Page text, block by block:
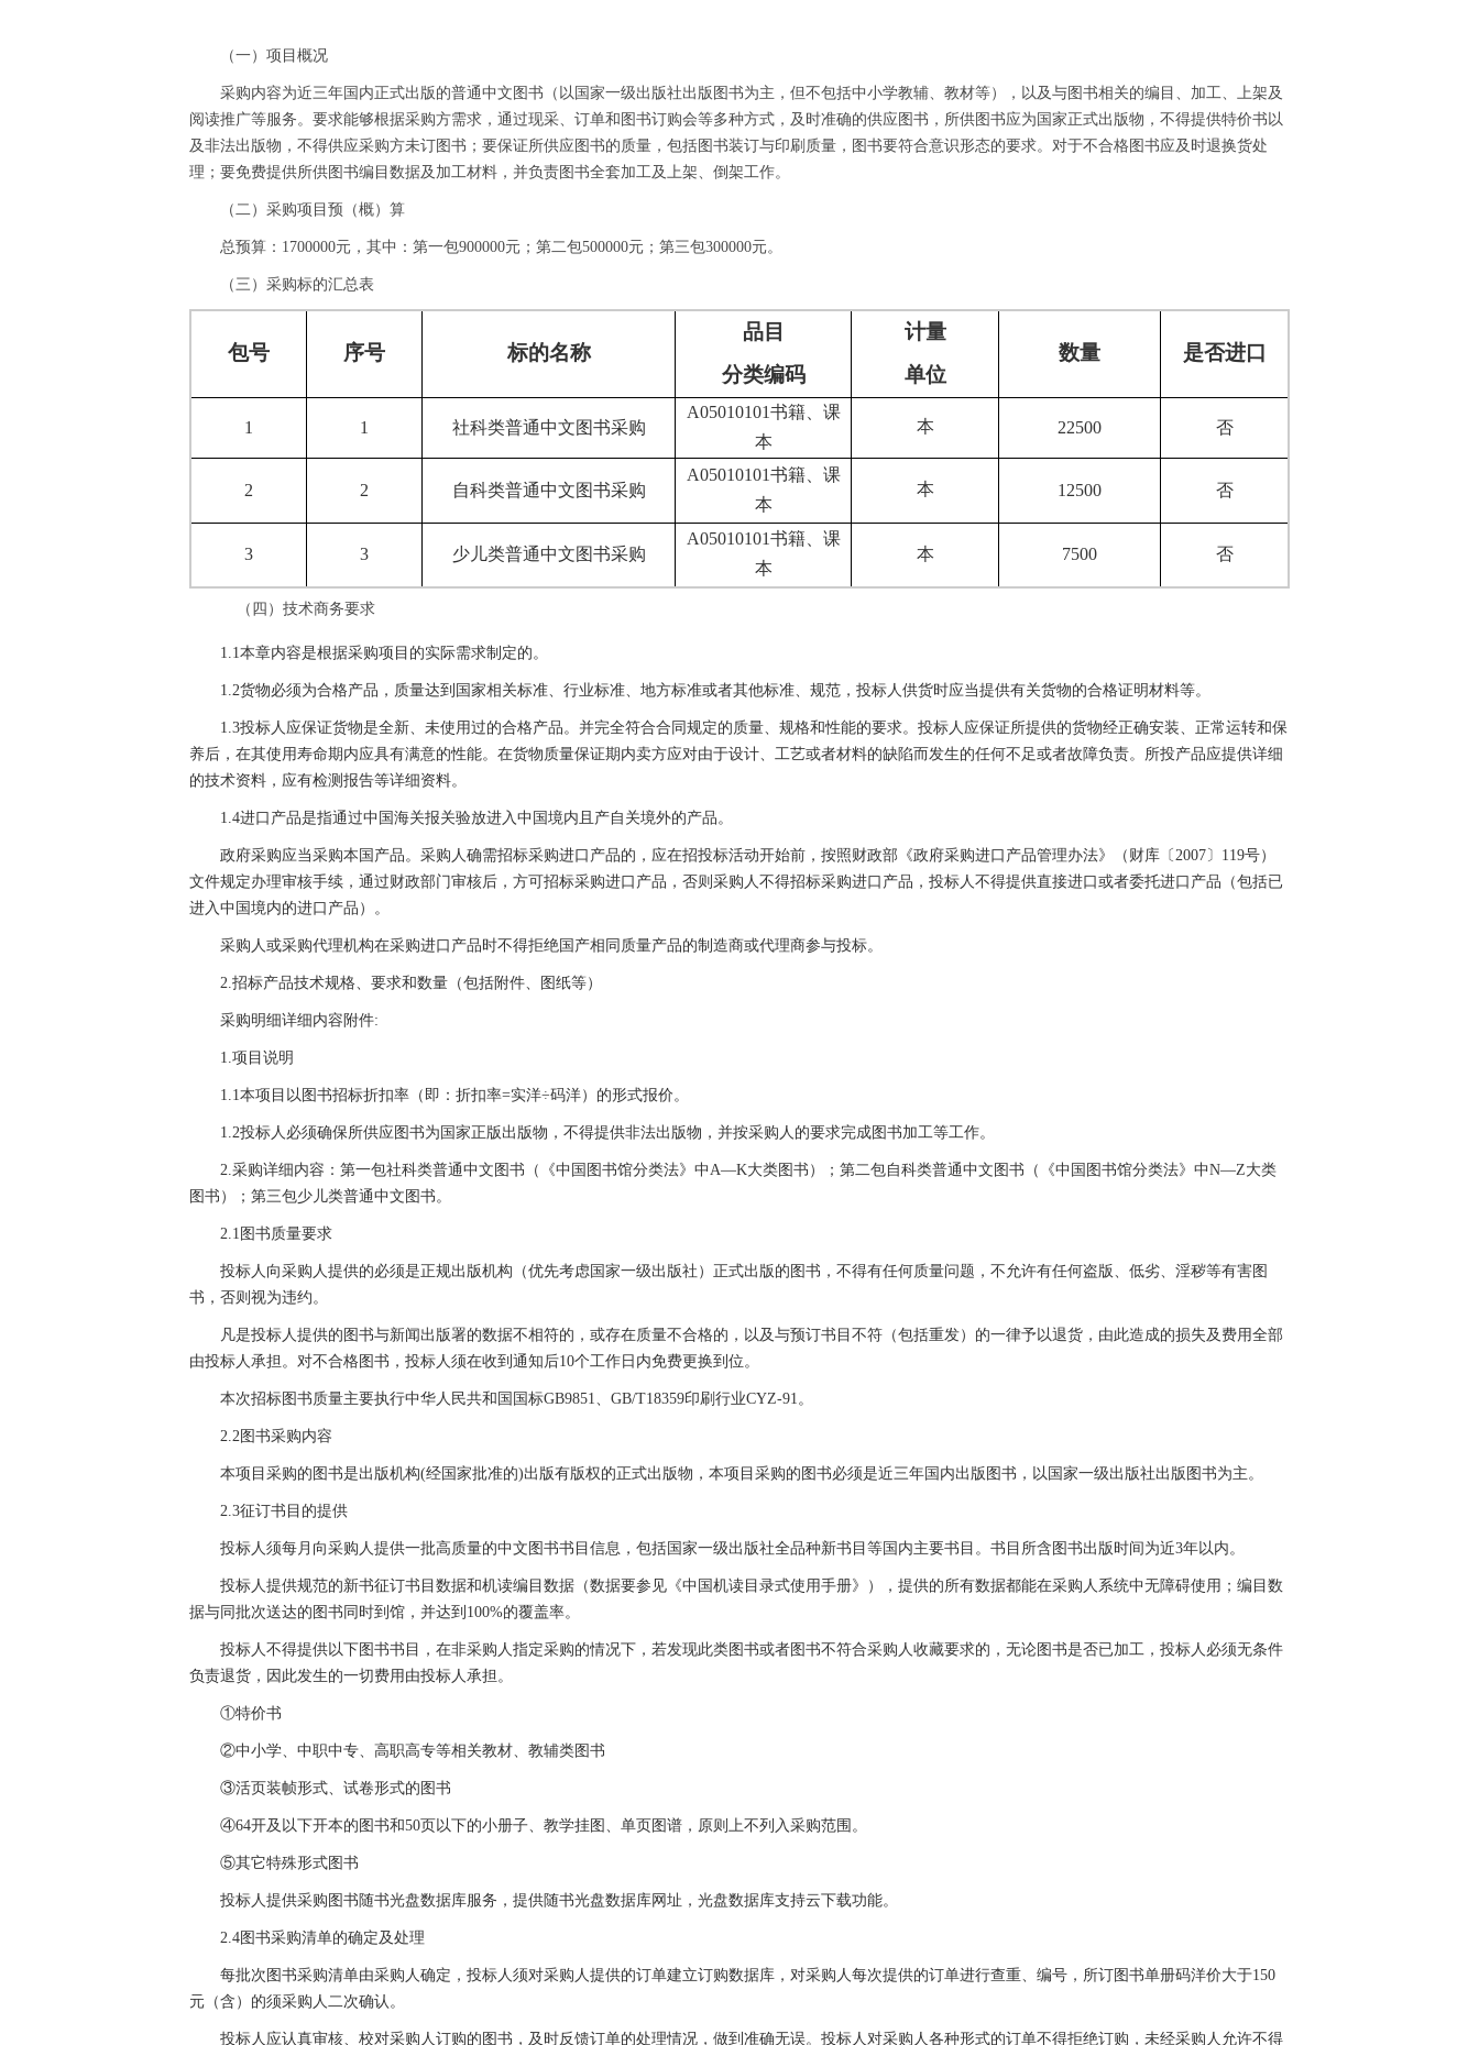
（一）项目概况
采购内容为近三年国内正式出版的普通中文图书（以国家一级出版社出版图书为主，但不包括中小学教辅、教材等），以及与图书相关的编目、加工、上架及
阅读推广等服务。要求能够根据采购方需求，通过现采、订单和图书订购会等多种方式，及时准确的供应图书，所供图书应为国家正式出版物，不得提供特价书以
及非法出版物，不得供应采购方未订图书；要保证所供应图书的质量，包括图书装订与印刷质量，图书要符合意识形态的要求。对于不合格图书应及时退换货处
理；要免费提供所供图书编目数据及加工材料，并负责图书全套加工及上架、倒架工作。
（二）采购项目预（概）算
总预算：1700000元，其中：第一包900000元；第二包500000元；第三包300000元。
（三）采购标的汇总表
包号 序号 标的名称
品目
分类编码
计量
单位
数量 是否进口
1 1 社科类普通中文图书采购
A05010101书籍、课
本
本 22500 否
2 2 自科类普通中文图书采购
A05010101书籍、课
本
本 12500 否
3 3 少儿类普通中文图书采购
A05010101书籍、课
本
本 7500 否
（四）技术商务要求
1.1本章内容是根据采购项目的实际需求制定的。
1.2货物必须为合格产品，质量达到国家相关标准、行业标准、地方标准或者其他标准、规范，投标人供货时应当提供有关货物的合格证明材料等。
1.3投标人应保证货物是全新、未使用过的合格产品。并完全符合合同规定的质量、规格和性能的要求。投标人应保证所提供的货物经正确安装、正常运转和保
养后，在其使用寿命期内应具有满意的性能。在货物质量保证期内卖方应对由于设计、工艺或者材料的缺陷而发生的任何不足或者故障负责。所投产品应提供详细
的技术资料，应有检测报告等详细资料。
1.4进口产品是指通过中国海关报关验放进入中国境内且产自关境外的产品。
政府采购应当采购本国产品。采购人确需招标采购进口产品的，应在招投标活动开始前，按照财政部《政府采购进口产品管理办法》（财库〔2007〕119号）
文件规定办理审核手续，通过财政部门审核后，方可招标采购进口产品，否则采购人不得招标采购进口产品，投标人不得提供直接进口或者委托进口产品（包括已
进入中国境内的进口产品）。
采购人或采购代理机构在采购进口产品时不得拒绝国产相同质量产品的制造商或代理商参与投标。
2.招标产品技术规格、要求和数量（包括附件、图纸等）
采购明细详细内容附件:
1.项目说明
1.1本项目以图书招标折扣率（即：折扣率=实洋÷码洋）的形式报价。
1.2投标人必须确保所供应图书为国家正版出版物，不得提供非法出版物，并按采购人的要求完成图书加工等工作。
2.采购详细内容：第一包社科类普通中文图书（《中国图书馆分类法》中A—K大类图书）；第二包自科类普通中文图书（《中国图书馆分类法》中N—Z大类
图书）；第三包少儿类普通中文图书。
2.1图书质量要求
投标人向采购人提供的必须是正规出版机构（优先考虑国家一级出版社）正式出版的图书，不得有任何质量问题，不允许有任何盗版、低劣、淫秽等有害图
书，否则视为违约。
凡是投标人提供的图书与新闻出版署的数据不相符的，或存在质量不合格的，以及与预订书目不符（包括重发）的一律予以退货，由此造成的损失及费用全部
由投标人承担。对不合格图书，投标人须在收到通知后10个工作日内免费更换到位。
本次招标图书质量主要执行中华人民共和国国标GB9851、GB/T18359印刷行业CYZ-91。
2.2图书采购内容
本项目采购的图书是出版机构(经国家批准的)出版有版权的正式出版物，本项目采购的图书必须是近三年国内出版图书，以国家一级出版社出版图书为主。
2.3征订书目的提供
投标人须每月向采购人提供一批高质量的中文图书书目信息，包括国家一级出版社全品种新书目等国内主要书目。书目所含图书出版时间为近3年以内。
投标人提供规范的新书征订书目数据和机读编目数据（数据要参见《中国机读目录式使用手册》），提供的所有数据都能在采购人系统中无障碍使用；编目数
据与同批次送达的图书同时到馆，并达到100%的覆盖率。
投标人不得提供以下图书书目，在非采购人指定采购的情况下，若发现此类图书或者图书不符合采购人收藏要求的，无论图书是否已加工，投标人必须无条件
负责退货，因此发生的一切费用由投标人承担。
①特价书
②中小学、中职中专、高职高专等相关教材、教辅类图书
③活页装帧形式、试卷形式的图书
④64开及以下开本的图书和50页以下的小册子、教学挂图、单页图谱，原则上不列入采购范围。
⑤其它特殊形式图书
投标人提供采购图书随书光盘数据库服务，提供随书光盘数据库网址，光盘数据库支持云下载功能。
2.4图书采购清单的确定及处理
每批次图书采购清单由采购人确定，投标人须对采购人提供的订单建立订购数据库，对采购人每次提供的订单进行查重、编号，所订图书单册码洋价大于150
元（含）的须采购人二次确认。
投标人应认真审核、校对采购人订购的图书，及时反馈订单的处理情况，做到准确无误。投标人对采购人各种形式的订单不得拒绝订购，未经采购人允许不得